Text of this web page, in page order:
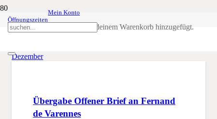
Öffnungszeiten
Mein Konto
wurde deinem Warenkorb hinzugefügt.
Monat:Dezember 2022
Dezember
Übergabe Offener Brief an Fernand
de Varennes